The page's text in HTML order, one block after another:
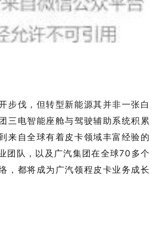
步伐，但转型新能源其并非一张白
三电智能座舱与驾驶辅助系统积累
来自全球有着皮卡领域丰富经验的
团队，以及广汽集团在全球70多个
，都将成为广汽领程皮卡业务成长